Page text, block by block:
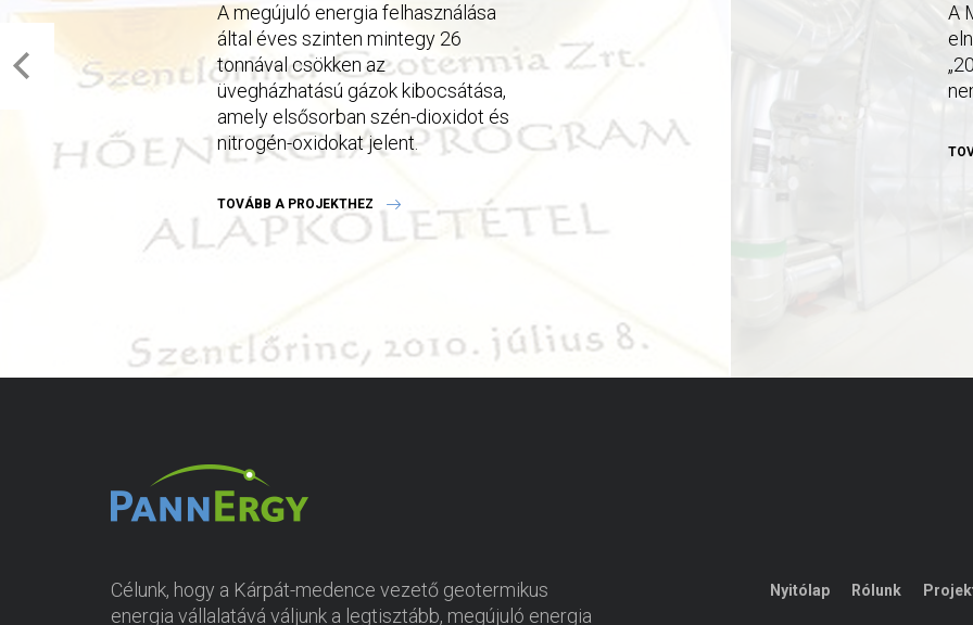
A megújuló energia felhasználása
által éves szinten mintegy 26
tonnával csökken az
üvegházhatású gázok kibocsátása,
amely elsősorban szén-dioxidot és
nitrogén-oxidokat jelent.
TOVÁBB A PROJEKTHEZ
A
Célunk, hogy a Kárpát-medence vezető geotermikus
energia vállalatává váljunk a legtisztább, megújuló energia
Nyitólap Rólunk